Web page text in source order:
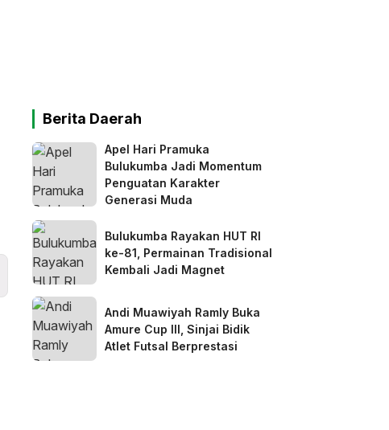
Berita Daerah
Apel Hari Pramuka
Bulukumba Jadi Momentum
Penguatan Karakter
Generasi Muda
Bulukumba Rayakan HUT RI
ke-81, Permainan Tradisional
Kembali Jadi Magnet
Andi Muawiyah Ramly Buka
Amure Cup III, Sinjai Bidik
Atlet Futsal Berprestasi